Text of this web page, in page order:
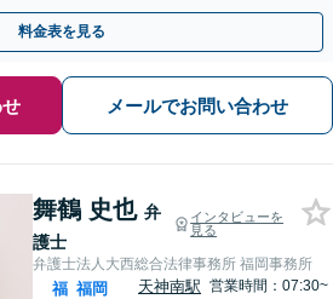
【六本松駅2分】
料金表を見る
メールでお問い合わせ
舞鶴 史也 弁
護士
インタビューを
見る
弁護士法人大西総合法律事務所 福岡事務所
福 福岡
天神南駅 営業時間：07:30~